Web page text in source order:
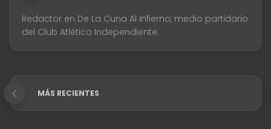
Redactor en De La Cuna Al Infierno, medio partidario
del Club Atlético Independiente.
MÁS RECIENTES